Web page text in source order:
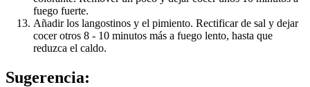
fuego fuerte.
Añadir los langostinos y el pimiento. Rectificar de sal y dejar
cocer otros 8 - 10 minutos más a fuego lento, hasta que
reduzca el caldo.
Sugerencia: